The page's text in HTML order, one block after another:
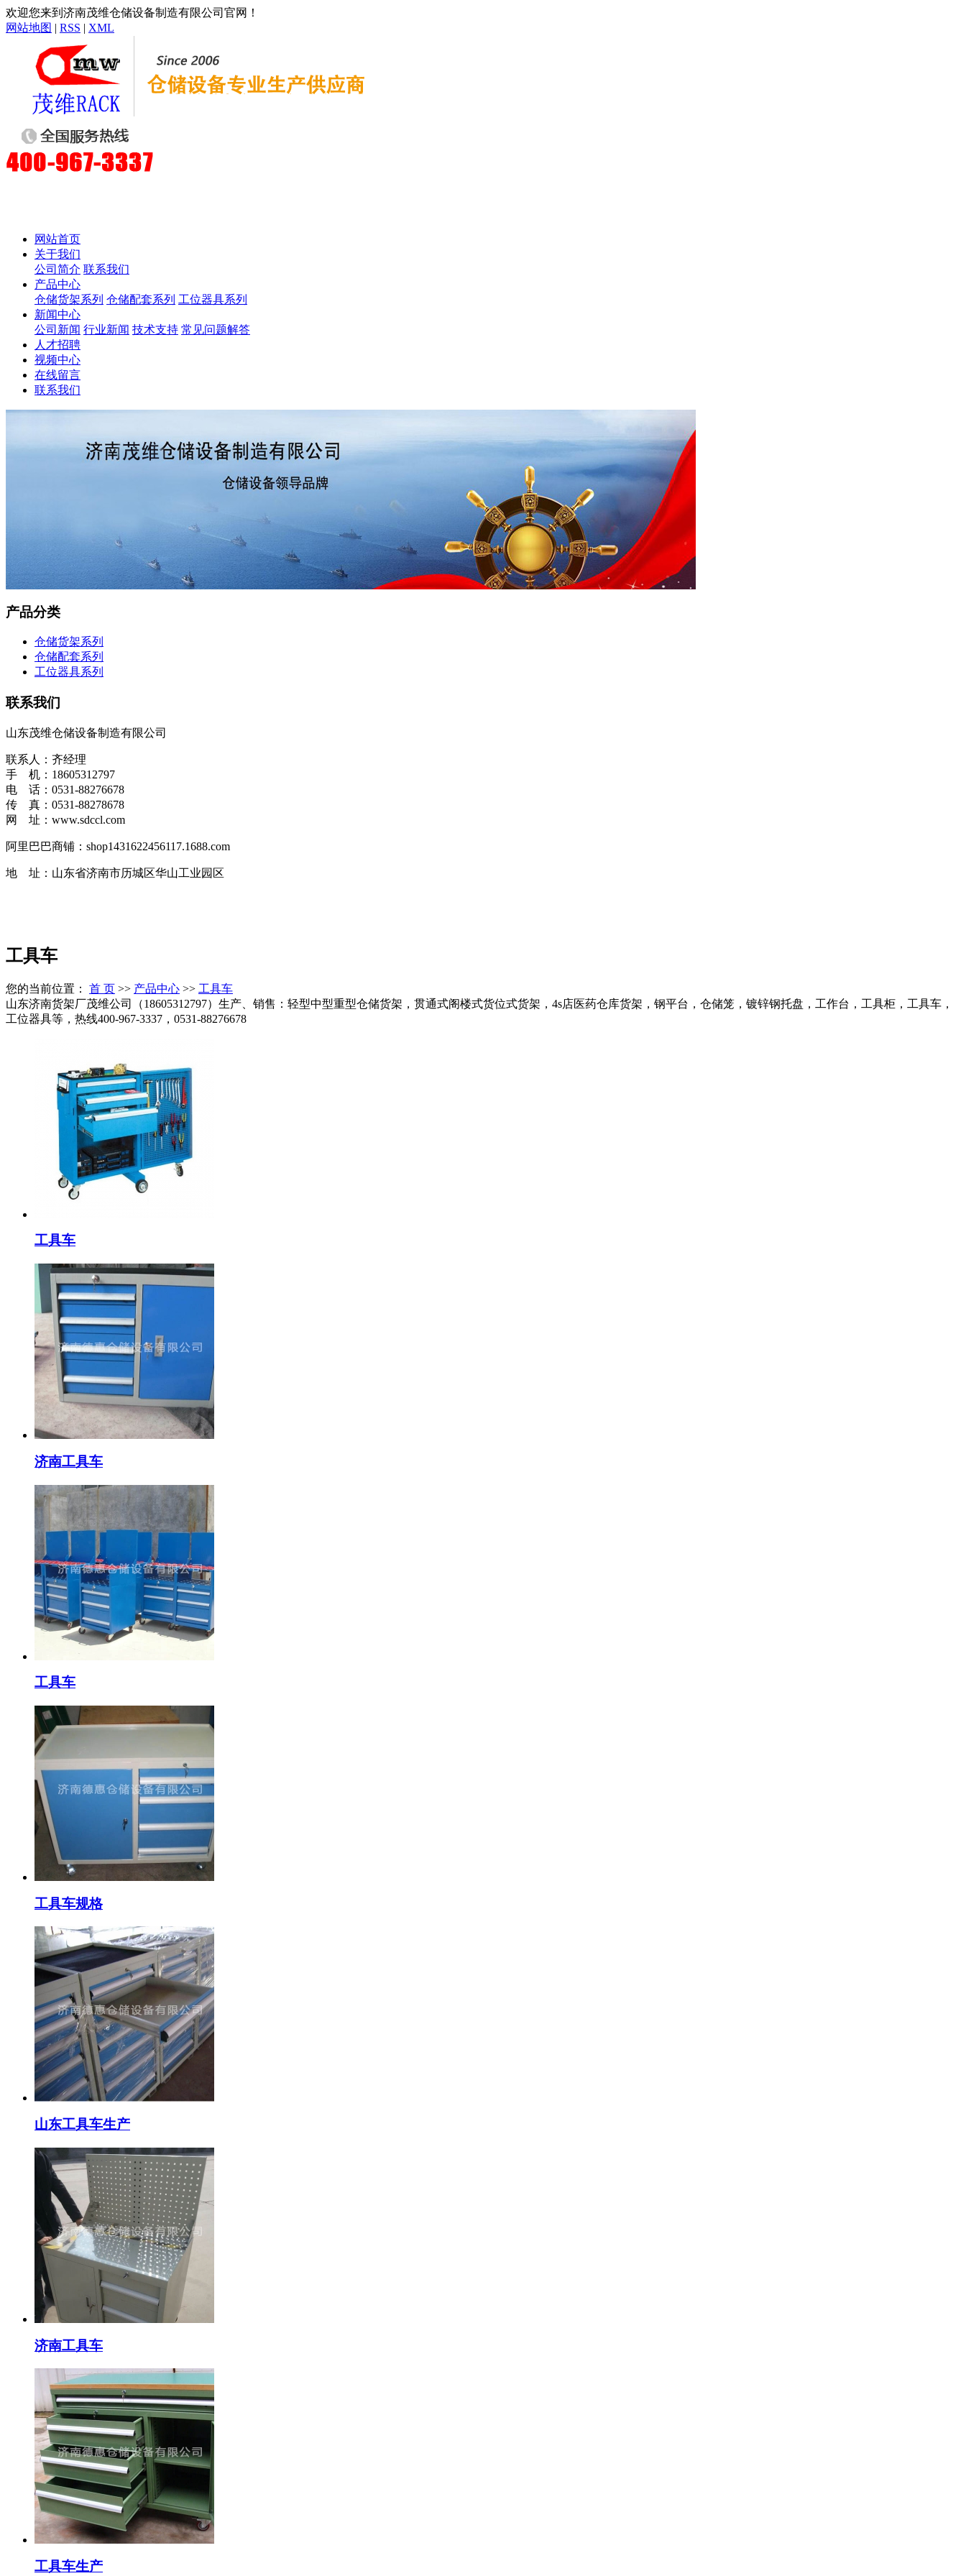
欢迎您来到济南茂维仓储设备制造有限公司官网！
网站地图 | RSS | XML
网站首页
关于我们
公司简介 联系我们
产品中心
仓储货架系列 仓储配套系列 工位器具系列
新闻中心
公司新闻 行业新闻 技术支持 常见问题解答
人才招聘
视频中心
在线留言
联系我们
产品分类
仓储货架系列
仓储配套系列
工位器具系列
联系我们
山东茂维仓储设备制造有限公司
联系人：齐经理
手 机：18605312797
电 话：0531-88276678
传 真：0531-88278678
网 址：www.sdccl.com
阿里巴巴商铺：shop1431622456117.1688.com
地 址：山东省济南市历城区华山工业园区
工具车
您的当前位置： 首 页 >> 产品中心 >> 工具车
山东济南货架厂茂维公司（18605312797）生产、销售：轻型中型重型仓储货架，贯通式阁楼式货位式货架，4s店医药仓库货架，钢平台，仓储笼，镀锌钢托盘，工作台，工具柜，工具车，
工位器具等，热线400-967-3337，0531-88276678
工具车
济南工具车
工具车
工具车规格
山东工具车生产
济南工具车
工具车生产